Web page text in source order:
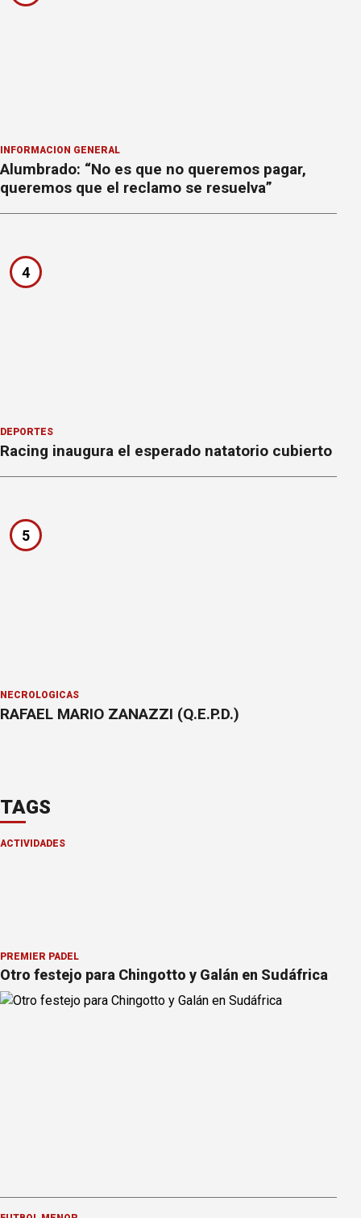
INFORMACION GENERAL
Alumbrado: “No es que no queremos pagar,
queremos que el reclamo se resuelva”
4
DEPORTES
Racing inaugura el esperado natatorio cubierto
5
NECROLÓGICAS
RAFAEL MARIO ZANAZZI (Q.E.P.D.)
TAGS
ACTIVIDADES
PREMIER PÁDEL
Otro festejo para Chingotto y Galán en Sudáfrica